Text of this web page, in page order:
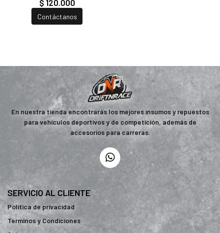
$ 120.000
Contáctanos
En nuestra tienda encontrarás los mejores insumos y repuestos
para vehículos deportivos y de competición, además de
accesorios para carreras.
SERVICIO AL CLIENTE
Política de privacidad
Terminos y Condiciones